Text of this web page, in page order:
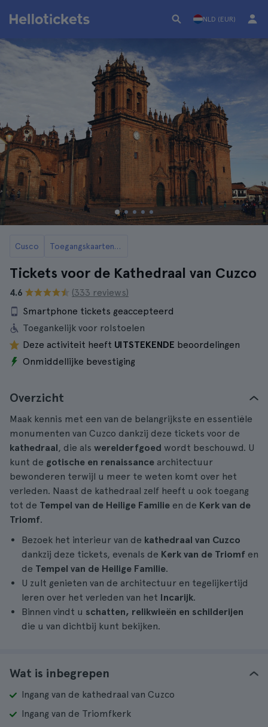
NLD (EUR)
Cusco Toegangskaarten en rondleidingen voor de Kathedraal van Cusco
Tickets voor de Kathedraal van Cuzco
4.6
(333 reviews)
Smartphone tickets geaccepteerd
Toegankelijk voor rolstoelen
Deze activiteit heeft UITSTEKENDE beoordelingen
Onmiddellijke bevestiging
Overzicht
Maak kennis met een van de belangrijkste en essentiële
monumenten van Cuzco dankzij deze tickets voor de
kathedraal, die als werelderfgoed wordt beschouwd. U
kunt de gotische en renaissance architectuur
bewonderen terwijl u meer te weten komt over het
verleden. Naast de kathedraal zelf heeft u ook toegang
tot de Tempel van de Heilige Familie en de Kerk van de
Triomf.
Bezoek het interieur van de kathedraal van Cuzco
dankzij deze tickets, evenals de Kerk van de Triomf en
de Tempel van de Heilige Familie.
U zult genieten van de architectuur en tegelijkertijd
leren over het verleden van het Incarijk.
Binnen vindt u schatten, relikwieën en schilderijen
die u van dichtbij kunt bekijken.
Wat is inbegrepen
Ingang van de kathedraal van Cuzco
Ingang van de Triomfkerk